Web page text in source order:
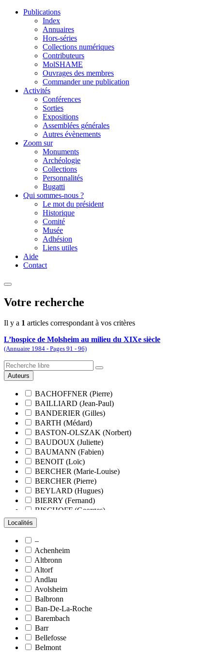
Publications
Index
Annuaires
Hors-séries
Collections numériques
Contributeurs
MolSHAME
Ouvrages des membres
Commander une publication
Activités
Conférences
Sorties
Expositions
Assemblées générales
Autres évènements
Zoom sur
Monuments
Archéologie
Collections
Personnalités
Bugatti
Qui sommes-nous ?
Le mot du président
Historique
Comité
Musée
Adhésion
Liens utiles
Aide
Contact
Votre recherche
Il y a 1 articles correspondant à vos critères
L’hospice de Molsheim au milieu du XIXe siècle
(Annuaire 1984 - Pages 91 - 96)
Auteurs
BACHOFFNER (Pierre)
BAILLIARD (Jean-Paul)
BANDERIER (Gilles)
BARTH (Médard)
BASTON-OLSZAK (Norbert)
BAUDOUX (Juliette)
BAUMANN (Fabien)
BENOIT (Loïc)
BERCHER (Marie-Louise)
BERCHER (Pierre)
BEYLARD (Hugues)
BIERRY (Fernand)
BISCHOFF (Georges)
BLANCHARD (François)
BLANCHARD (Pierre-Valentin)
BLUMENROEDER (Quentin)
BOEHLER (Jean-Michel)
BOËS (Simone)
BORNERT (René)
BOUR (Bernard)
BOURCART (Jean)
BOUVET (Maurice)
BOXBERGER (Romain)
BRAUN (Jean)
BRAUN (Suzanne)
BRETZ (Nicolas)
Localités
–
Achenheim
Altbronn
Altorf
Andlau
Avolsheim
Balbronn
Ban-De-La-Roche
Barembach
Barr
Bellefosse
Belmont